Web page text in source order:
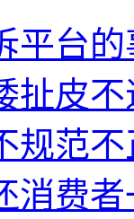
平台
扯皮
规范
消费